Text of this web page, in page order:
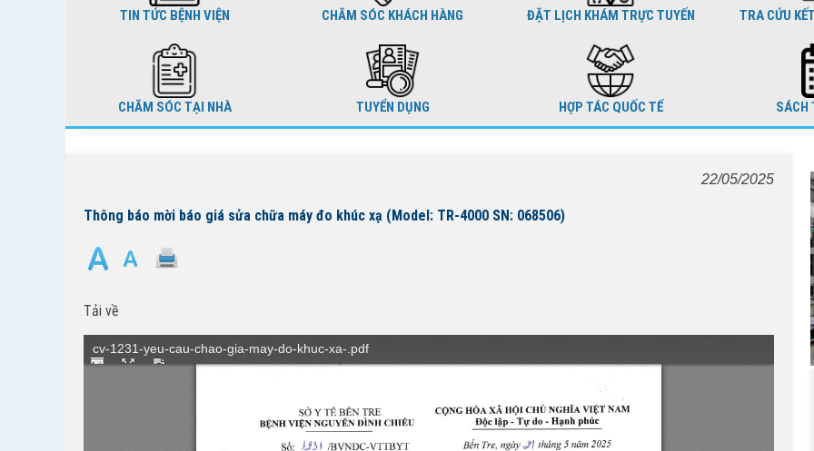
TIN TỨC BỆNH VIỆN CHĂM SÓC KHÁCH HÀNG ĐẶT LỊCH KHÁM TRỰC TUYẾN TRA CỨU
CHĂM SÓC TẠI NHÀ TUYỂN DỤNG HỢP TÁC QUỐC TẾ SÁCH
22/05/2025
Thông báo mời báo giá sửa chữa máy đo khúc xạ (Model: TR-4000 SN: 068506)
Tải về